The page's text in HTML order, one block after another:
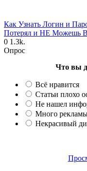
Как Узнать Логин и
Потерял и НЕ Можешь
0 1.3k.
Опрос
Что вы
Всё нравится
Статьи плохо
Не нашел
Много
Некрасивый